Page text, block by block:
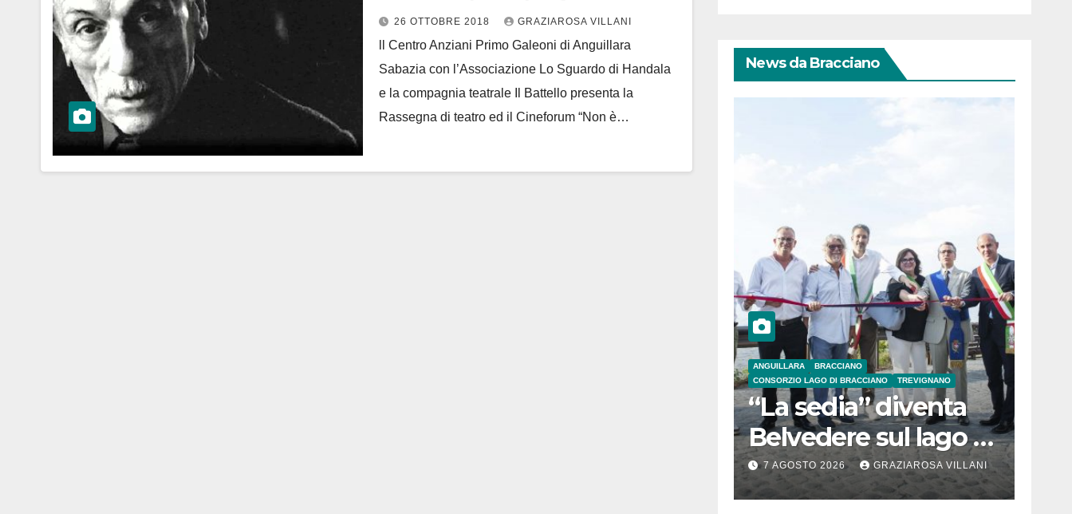
26 OTTOBRE 2018 GRAZIAROSA VILLANI
ll Centro Anziani Primo Galeoni di Anguillara
Sabazia con l’Associazione Lo Sguardo di Handala
e la compagnia teatrale Il Battello presenta la
Rassegna di teatro ed il Cineforum “Non è…
News da Bracciano
ANGUILLARA
BRACCIANO
CONSORZIO LAGO DI BRACCIANO
TREVIGNANO
“La sedia” diventa
Belvedere sul lago di
Bracciano: ieri
l’inaugurazione
7 AGOSTO 2026 GRAZIAROSA VILLANI